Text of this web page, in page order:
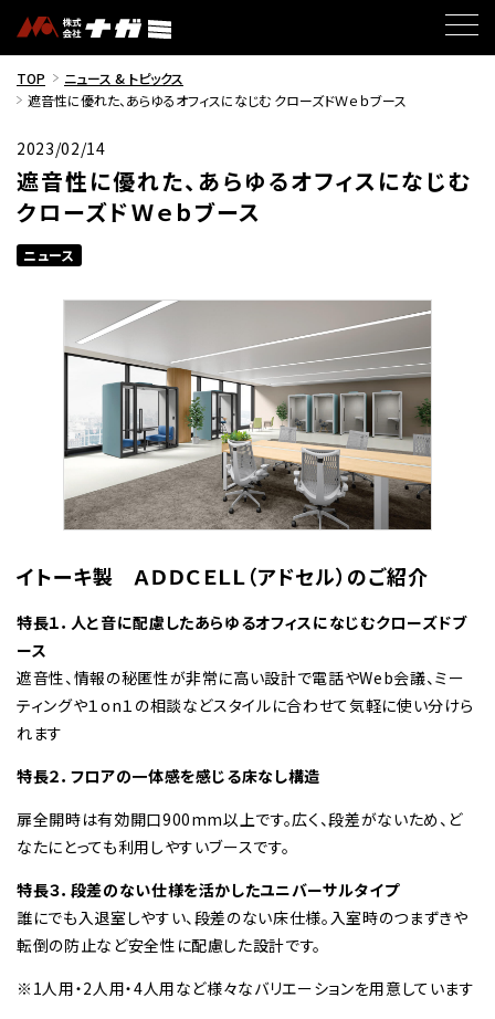
TOP
ニュース & トピックス
遮音性に優れた、あらゆるオフィスになじむ クローズドＷｅｂブース
2023/02/14
遮音性に優れた、あらゆるオフィスになじむ
クローズドＷｅｂブース
ニュース
イトーキ製 ＡＤＤＣＥＬＬ（アドセル）のご紹介
特長１．人と音に配慮したあらゆるオフィスになじむクローズドブ
ース
遮音性、情報の秘匿性が非常に高い設計で電話やWeb会議、ミー
ティングや１on１の相談などスタイルに合わせて気軽に使い分けら
れます
特長２．フロアの一体感を感じる床なし構造
扉全開時は有効開口900mm以上です。広く、段差がないため、ど
なたにとっても利用しやすいブースです。
特長３．段差のない仕様を活かしたユニバーサルタイプ
誰にでも入退室しやすい、段差のない床仕様。入室時のつまずきや
転倒の防止など安全性に配慮した設計です。
※1人用・2人用・4人用など様々なバリエーションを用意しています